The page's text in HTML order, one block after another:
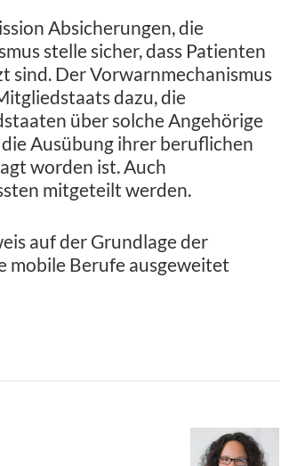
Absicherungen, die
stelle sicher, dass Patienten
sind. Der Vorwarnmechanismus
dazu, die
über solche Angehörige
Ausübung ihrer beruflichen
worden ist. Auch
mitgeteilt werden.
auf der Grundlage der
mobile Berufe ausgeweitet